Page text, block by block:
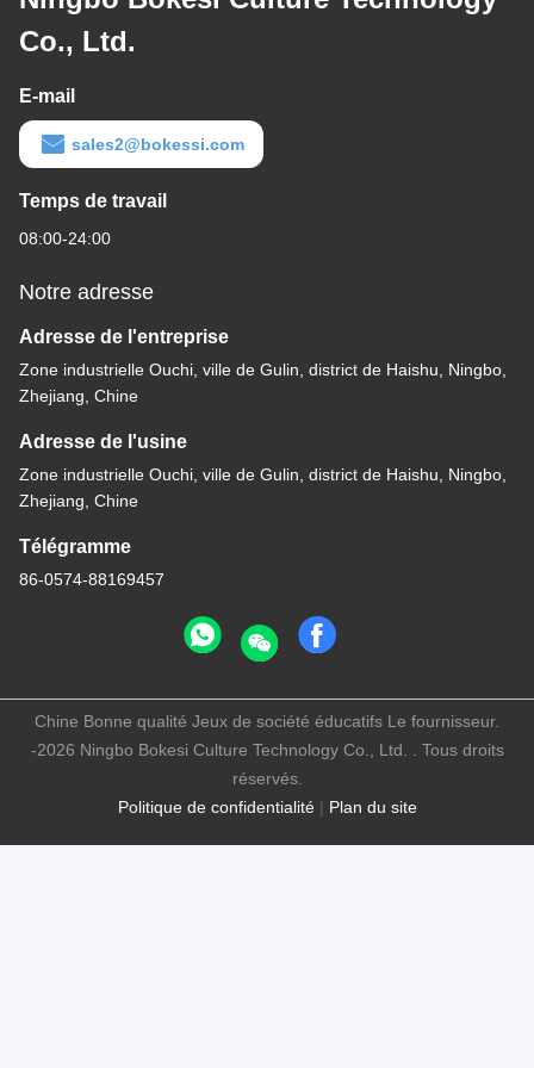
Co., Ltd.
E-mail
sales2@bokessi.com
Temps de travail
08:00-24:00
Notre adresse
Adresse de l'entreprise
Zone industrielle Ouchi, ville de Gulin, district de Haishu, Ningbo,
Zhejiang, Chine
Adresse de l'usine
Zone industrielle Ouchi, ville de Gulin, district de Haishu, Ningbo,
Zhejiang, Chine
Télégramme
86-0574-88169457
Politique de confidentialité| Plan du site
Chine Bonne qualité Jeux de société éducatifs Le fournisseur.
-2026 Ningbo Bokesi Culture Technology Co., Ltd. . Tous droits
réservés.